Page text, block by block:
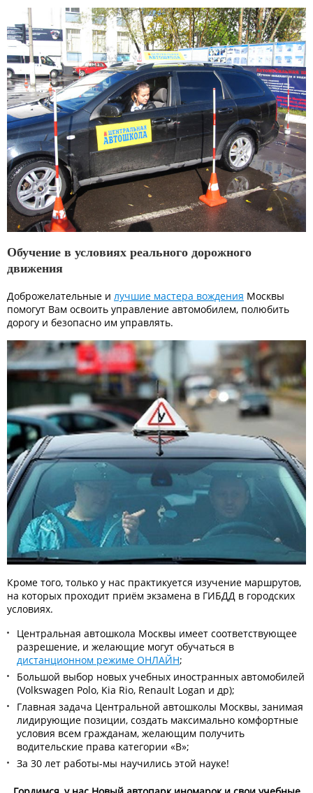
Обучение в условиях реального дорожного
движения
Доброжелательные и лучшие мастера вождения Москвы
помогут Вам освоить управление автомобилем, полюбить
дорогу и безопасно им управлять.
Кроме того, только у нас практикуется изучение маршрутов,
на которых проходит приём экзамена в ГИБДД в городских
условиях.
Центральная автошкола Москвы имеет соответствующее
разрешение, и желающие могут обучаться в
дистанционном режиме ОНЛАЙН;
Большой выбор новых учебных иностранных автомобилей
(Volkswagen Polo, Kia Rio, Renault Logan и др);
Главная задача Центральной автошколы Москвы, занимая
лидирующие позиции, создать максимально комфортные
условия всем гражданам, желающим получить
водительские права категории «В»;
За 30 лет работы-мы научились этой науке!